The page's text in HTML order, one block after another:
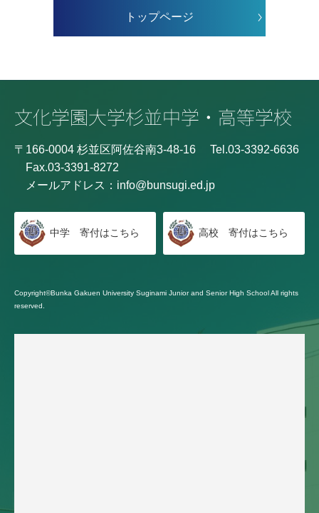
トップページ
〒166-0004 杉並区阿佐谷南3-48-16
Tel.03-3392-6636
Fax.03-3391-8272
メールアドレス： info@bunsugi.ed.jp
中学 寄付はこちら 高校 寄付はこちら
Copyright©Bunka Gakuen University Suginami Junior and Senior High School All rights
reserved.